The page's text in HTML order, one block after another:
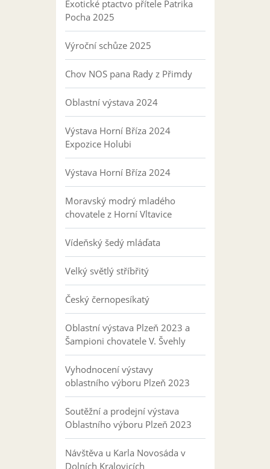
Exotické ptactvo přítele Patrika
Pocha 2025
Výroční schůze 2025
Chov NOS pana Rady z Přimdy
Oblastní výstava 2024
Výstava Horní Bříza 2024
Expozice Holubi
Výstava Horní Bříza 2024
Moravský modrý mladého
chovatele z Horní Vltavice
Vídeňský šedý mláďata
Velký světlý stříbřitý
Český černopesíkatý
Oblastní výstava Plzeň 2023 a
Šampioni chovatele V. Švehly
Vyhodnocení výstavy
oblastního výboru Plzeň 2023
Soutěžní a prodejní výstava
Oblastního výboru Plzeň 2023
Návštěva u Karla Novosáda v
Dolních Kralovicích